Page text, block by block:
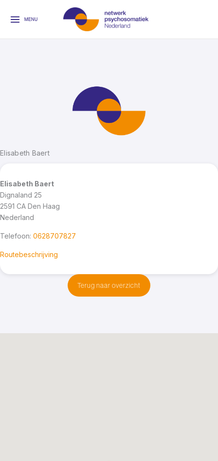
naar
inhoud
MENU
Elisabeth Baert
Elisabeth Baert
Dignaland 25
2591 CA Den Haag
Nederland
Telefoon: 0628707827
Routebeschrijving
Terug naar overzicht